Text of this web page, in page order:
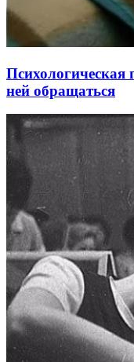
ней обращаться